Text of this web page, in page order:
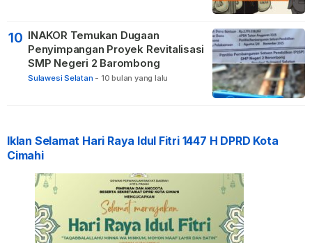
10 INAKOR Temukan Dugaan
Penyimpangan Proyek Revitalisasi
SMP Negeri 2 Barombong
Sulawesi Selatan - 10 bulan yang lalu
Iklan Selamat Hari Raya Idul Fitri 1447 H DPRD Kota
Cimahi